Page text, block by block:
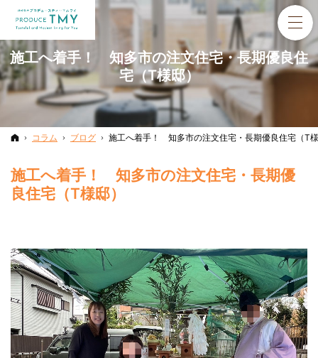
施工へ着手！ 知多市の注文住宅・長期優良住
宅（T様邸）
ホーム
コラム ブログ 施工へ着手！ 知多市の注文住宅・長期優良住宅（T
施工へ着手！ 知多市の注文住宅・長期優
良住宅（T様邸）